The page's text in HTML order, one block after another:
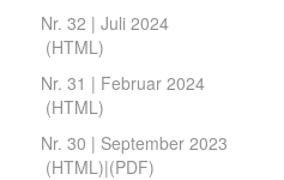
Nr. 32 | Juli 2024
(HTML )
Nr. 31 | Februar 2024
(HTML )
Nr. 30 | September 2023
(HTML )|(PDF)